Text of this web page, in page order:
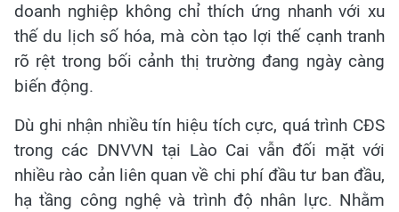
doanh nghiệp không chỉ thích ứng nhanh với xu
thế du lịch số hóa, mà còn tạo lợi thế cạnh tranh
rõ rệt trong bối cảnh thị trường đang ngày càng
biến động.
Dù ghi nhận nhiều tín hiệu tích cực, quá trình CĐS
trong các DNVVN tại Lào Cai vẫn đối mặt với
nhiều rào cản liên quan về chi phí đầu tư ban đầu,
hạ tầng công nghệ và trình độ nhân lực. Nhằm